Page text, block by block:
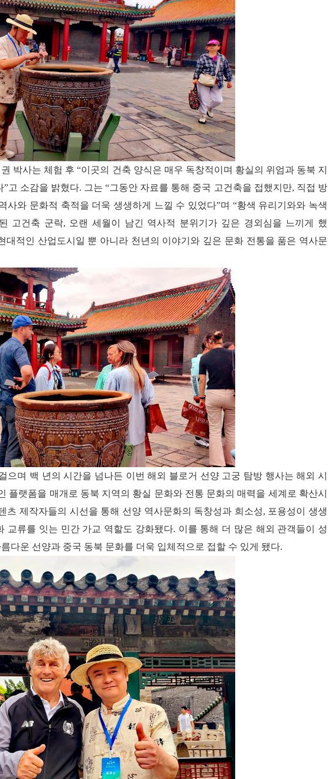
박사는 체험 후 “이곳의 건축 양식은 매우 독창적이며 황실의 위엄과 동북 지
고 소감을 밝혔다. 그는 “그동안 자료를 통해 중국 고건축을 접했지만, 직접 방
사와 문화적 축적을 더욱 생생하게 느낄 수 있었다”며 “황색 유리기와와 녹색
고건축 군락, 오랜 세월이 남긴 역사적 분위기가 깊은 경외심을 느끼게 했
대적인 산업도시일 뿐 아니라 천년의 이야기와 깊은 문화 전통을 품은 역사문
으며 백 년의 시간을 넘나든 이번 해외 블로거 선양 고궁 탐방 행사는 해외 시
플랫폼을 매개로 동북 지역의 황실 문화와 전통 문화의 매력을 세계로 확산시
츠 제작자들의 시선을 통해 선양 역사문화의 독창성과 희소성, 포용성이 생생
교류를 잇는 민간 가교 역할도 강화됐다. 이를 통해 더 많은 해외 관객들이 성
다운 선양과 중국 동북 문화를 더욱 입체적으로 접할 수 있게 됐다.